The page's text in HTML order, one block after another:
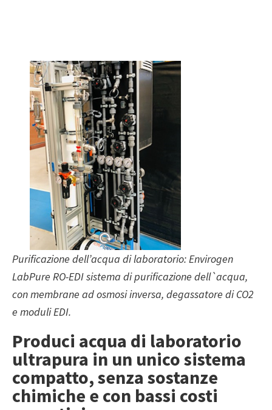
Purificazione dell’acqua di laboratorio: Envirogen
LabPure RO-EDI sistema di purificazione dell`acqua,
con membrane ad osmosi inversa, degassatore di CO2
e moduli EDI.
Produci acqua di laboratorio
ultrapura in un unico sistema
compatto, senza sostanze
chimiche e con bassi costi